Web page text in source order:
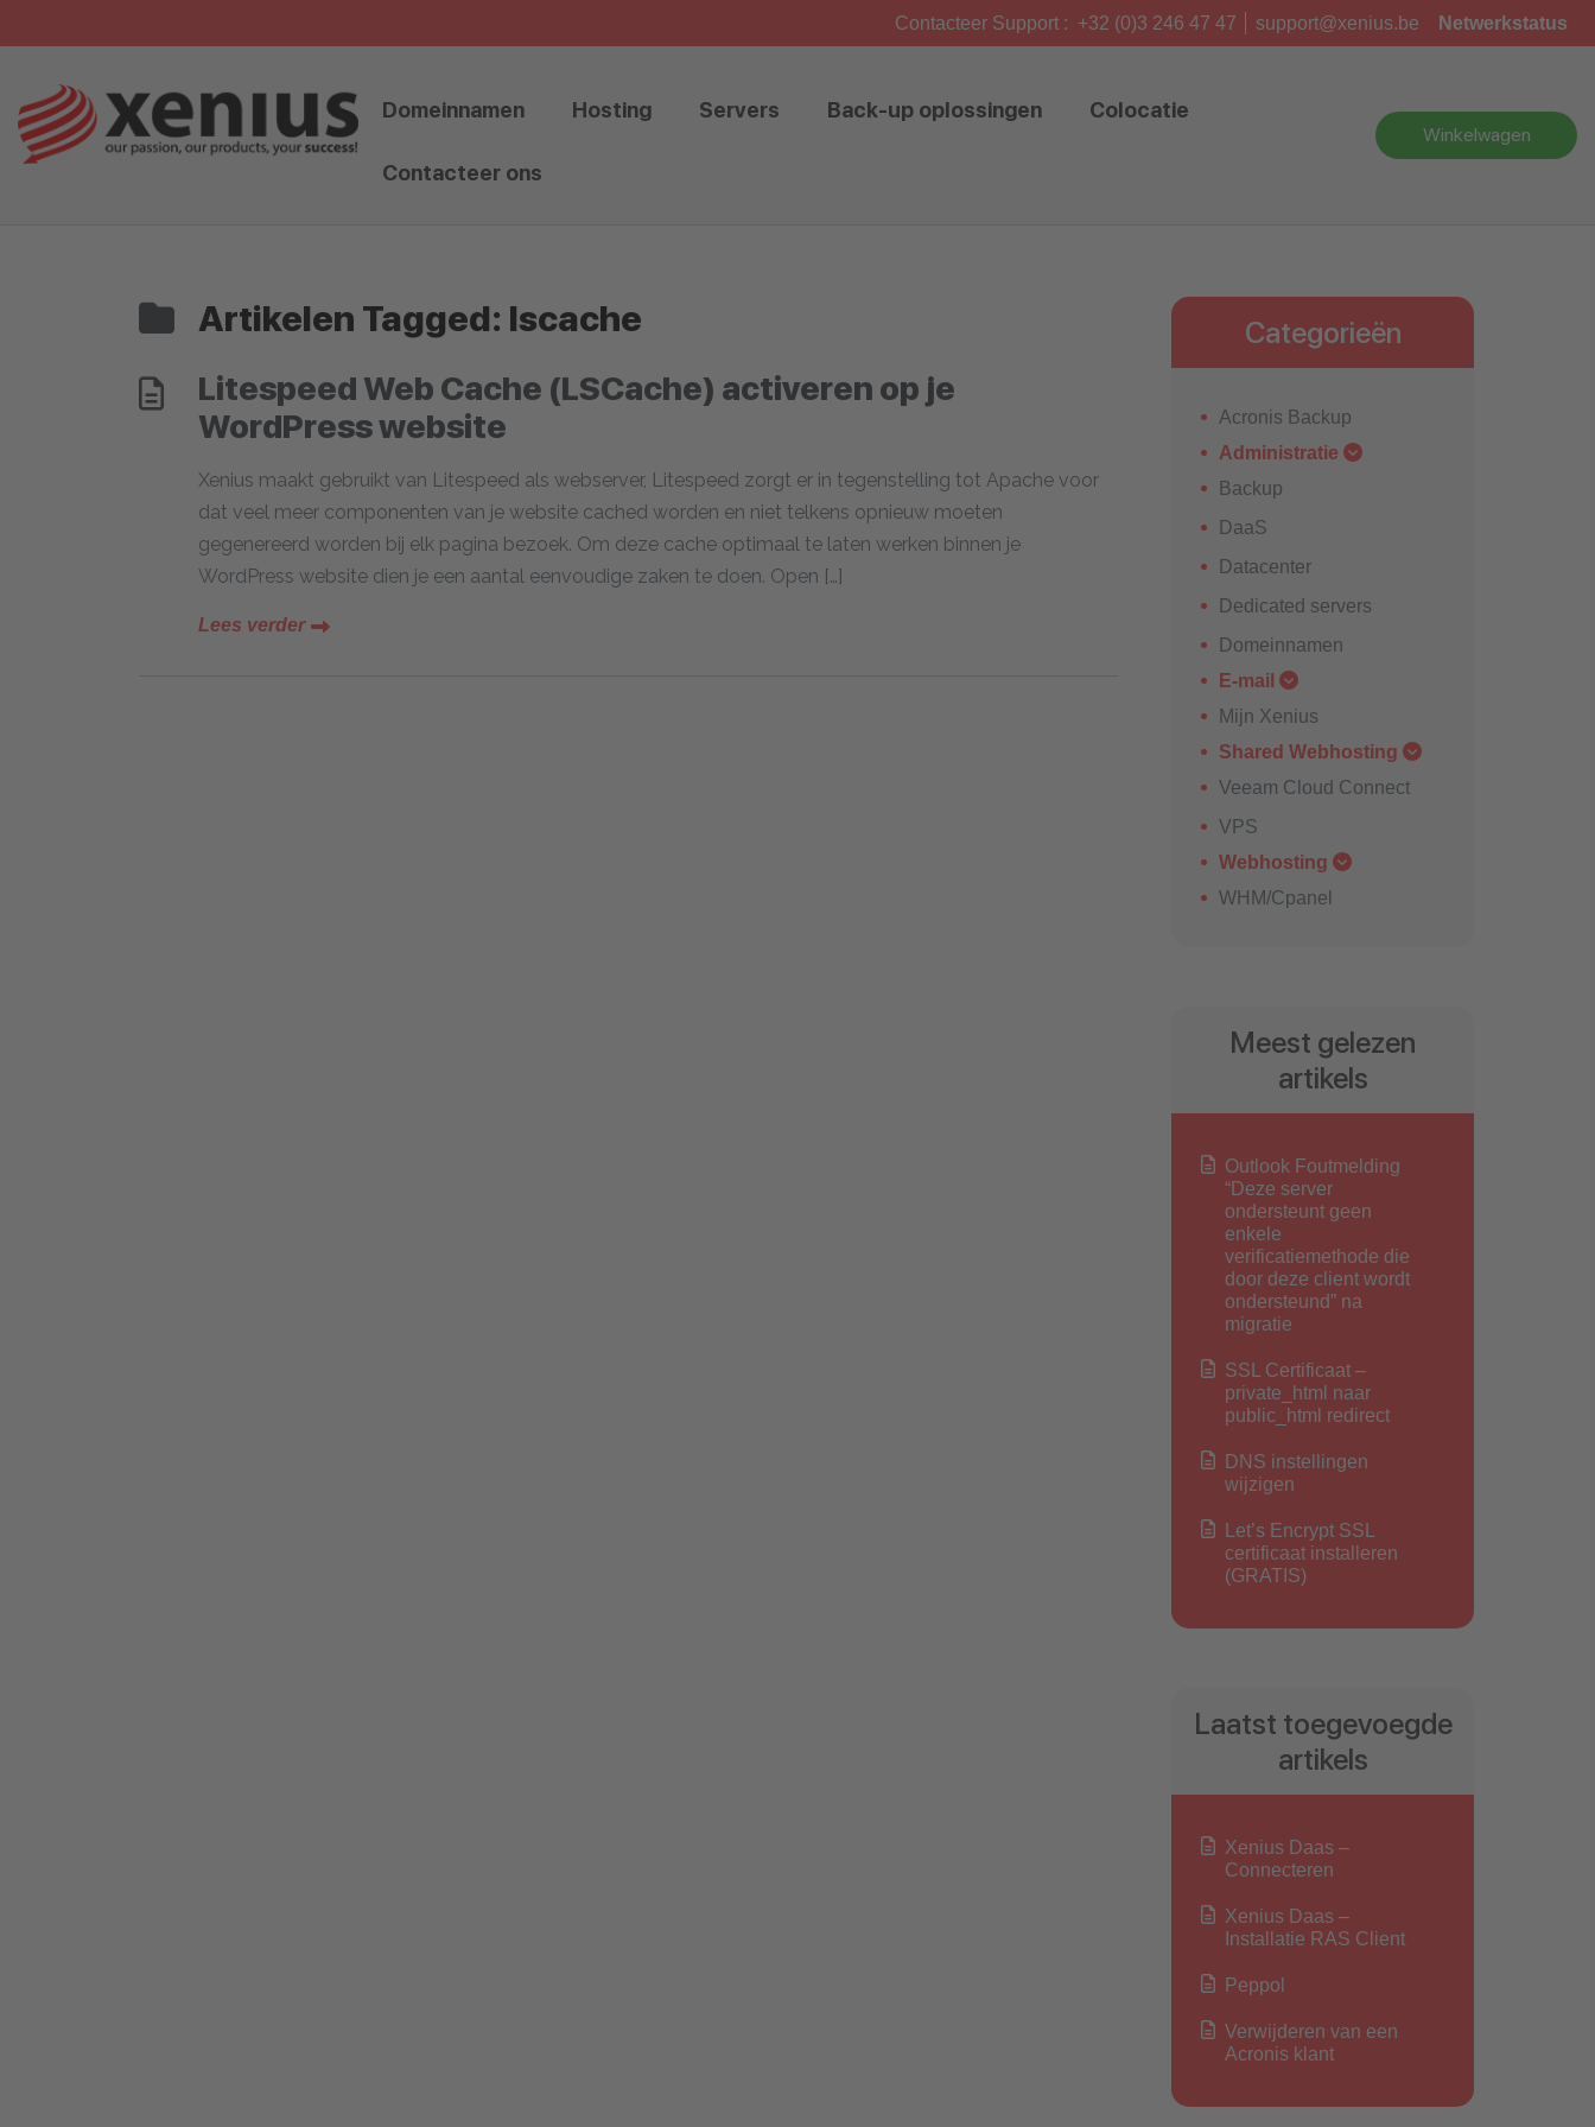
Contacteer Support : +32 (0)3 246 47 47 support@xenius.be Netwerkstatus
Domeinnamen Hosting Servers Back-up oplossingen Colocatie
Contacteer ons
Winkelwagen
Artikelen Tagged: lscache
Litespeed Web Cache (LSCache) activeren op je
WordPress website
Xenius maakt gebruikt van Litespeed als webserver, Litespeed zorgt er in tegenstelling tot Apache voor
dat veel meer componenten van je website cached worden en niet telkens opnieuw moeten
gegenereerd worden bij elk pagina bezoek. Om deze cache optimaal te laten werken binnen je
WordPress website dien je een aantal eenvoudige zaken te doen. Open […]
Lees verder
Categorieën
Acronis Backup
Administratie
Backup
DaaS
Datacenter
Dedicated servers
Domeinnamen
E-mail
Mijn Xenius
Shared Webhosting
Veeam Cloud Connect
VPS
Webhosting
WHM/Cpanel
Meest gelezen
artikels
Outlook Foutmelding
“Deze server
ondersteunt geen
enkele
verificatiemethode die
door deze client wordt
ondersteund” na
migratie
SSL Certificaat –
private_html naar
public_html redirect
DNS instellingen
wijzigen
Let’s Encrypt SSL
certificaat installeren
(GRATIS)
Laatst toegevoegde
artikels
Xenius Daas –
Connecteren
Xenius Daas –
Installatie RAS Client
Peppol
Verwijderen van een
Acronis klant